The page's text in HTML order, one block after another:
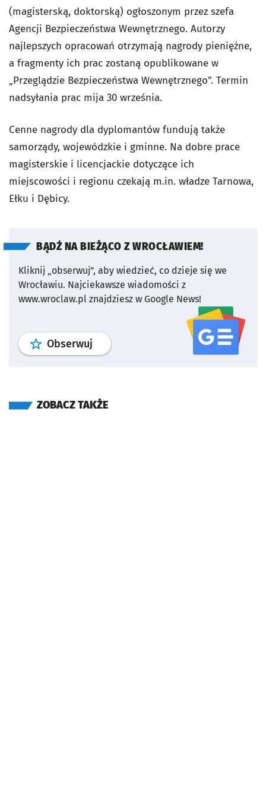
(magisterską, doktorską) ogłoszonym przez szefa
Agencji Bezpieczeństwa Wewnętrznego. Autorzy
najlepszych opracowań otrzymają nagrody pieniężne,
a fragmenty ich prac zostaną opublikowane w
„Przeglądzie Bezpieczeństwa Wewnętrznego”. Termin
nadsyłania prac mija 30 września.
Cenne nagrody dla dyplomantów fundują także
samorządy, wojewódzkie i gminne. Na dobre prace
magisterskie i licencjackie dotyczące ich
miejscowości i regionu czekają m.in. władze Tarnowa,
Ełku i Dębicy.
BĄDŹ NA BIEŻĄCO Z WROCŁAWIEM!
Kliknij „obserwuj”, aby wiedzieć, co dzieje się we
Wrocławiu. Najciekawsze wiadomości z
www.wroclaw.pl znajdziesz w Google News!
Obserwuj profil serwisu
ZOBACZ TAKŻE